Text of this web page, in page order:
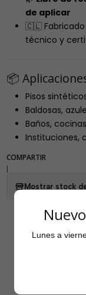
de aplicar
🇨🇱 Fabricado
técnico y
📦
Pisos
Baldosas,
Baños,
Instituciones,
COMPARTIR
Mostrar stock
Lunes a